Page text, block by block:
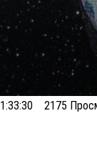
1:33:30 2175